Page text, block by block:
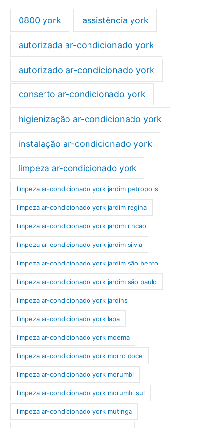
0800 york assistência york
autorizada ar-condicionado york
autorizado ar-condicionado york
conserto ar-condicionado york
higienização ar-condicionado york
instalação ar-condicionado york
limpeza ar-condicionado york
limpeza ar-condicionado york jardim petropolis
limpeza ar-condicionado york jardim regina
limpeza ar-condicionado york jardim rincão
limpeza ar-condicionado york jardim silvia
limpeza ar-condicionado york jardim são bento
limpeza ar-condicionado york jardim são paulo
limpeza ar-condicionado york jardins
limpeza ar-condicionado york lapa
limpeza ar-condicionado york moema
limpeza ar-condicionado york morro doce
limpeza ar-condicionado york morumbi
limpeza ar-condicionado york morumbi sul
limpeza ar-condicionado york mutinga